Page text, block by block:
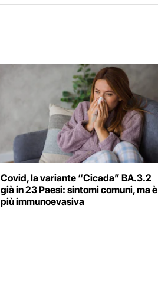
Covid, la variante “Cicada” BA.3.2
già in 23 Paesi: sintomi comuni, ma è
più immunoevasiva